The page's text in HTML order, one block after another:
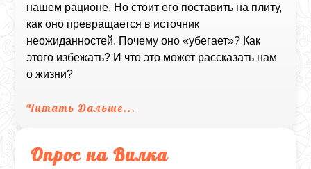
нашем рационе. Но стоит его поставить на плиту,
как оно превращается в источник
неожиданностей. Почему оно «убегает»? Как
этого избежать? И что это может рассказать нам
о жизни?
Читать Дальше...
Опрос на Вилка